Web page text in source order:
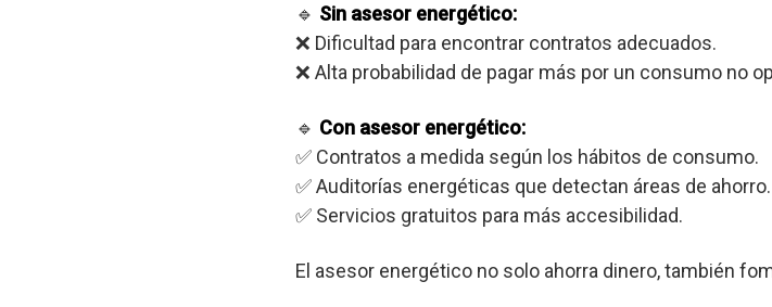
🔹 Sin asesor energético:
❌ Dificultad para encontrar contratos adecuados.
❌ Alta probabilidad de pagar más por un consumo no
🔹 Con asesor energético:
✅ Contratos a medida según los hábitos de consumo.
✅ Auditorías energéticas que detectan áreas de ahorro.
✅ Servicios gratuitos para más accesibilidad.
El asesor energético no solo ahorra dinero, también